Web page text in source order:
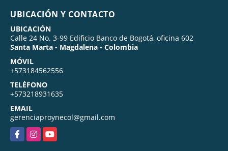
UBICACIÓN Y CONTACTO
UBICACIÓN
Calle 24 No. 3-99 Edificio Banco de Bogotá, oficina 602
Santa Marta - Magdalena - Colombia
MÓVIL
+573184562556
TELÉFONO
+573218931635
EMAIL
gerenciaproynecol@gmail.com
FacebookInstagramYouTube